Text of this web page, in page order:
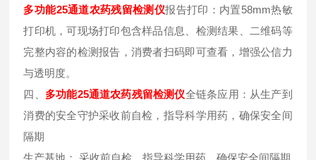
多功能25通道农药残留检测仪报告打印：内置58mm热敏
打印机，可现场打印包含样品信息、检测结果、二维码等
完整内容的检测报告，消费者扫码即可查看，增强公信力
与透明度。
四、 多功能25通道农药残留检测仪全链条应用：从生产到
消费的安全守护采收前自检，指导科学用药，确保安全间
隔期
生产基地： 采收前自检，指导科学用药，确保安全间隔期